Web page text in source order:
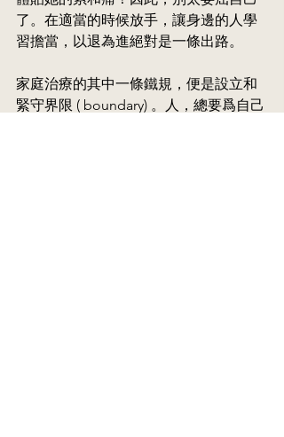
了。在適當的時候放手，讓身邊的人學
習擔當，以退為進絕對是一條出路。
家庭治療的其中一條鐵規，便是設立和
緊守界限 ( boundary) 。人，總要爲自己